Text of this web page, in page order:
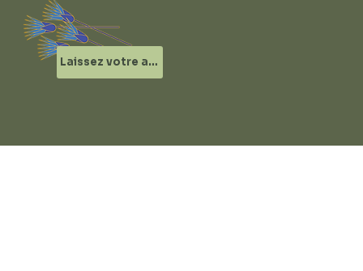
Laissez votre avis !